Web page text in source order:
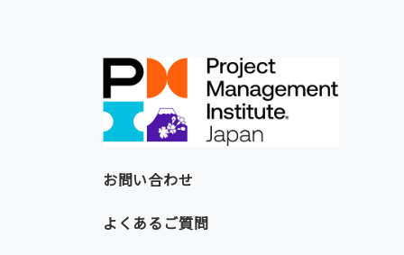
お問い合わせ
よくあるご質問